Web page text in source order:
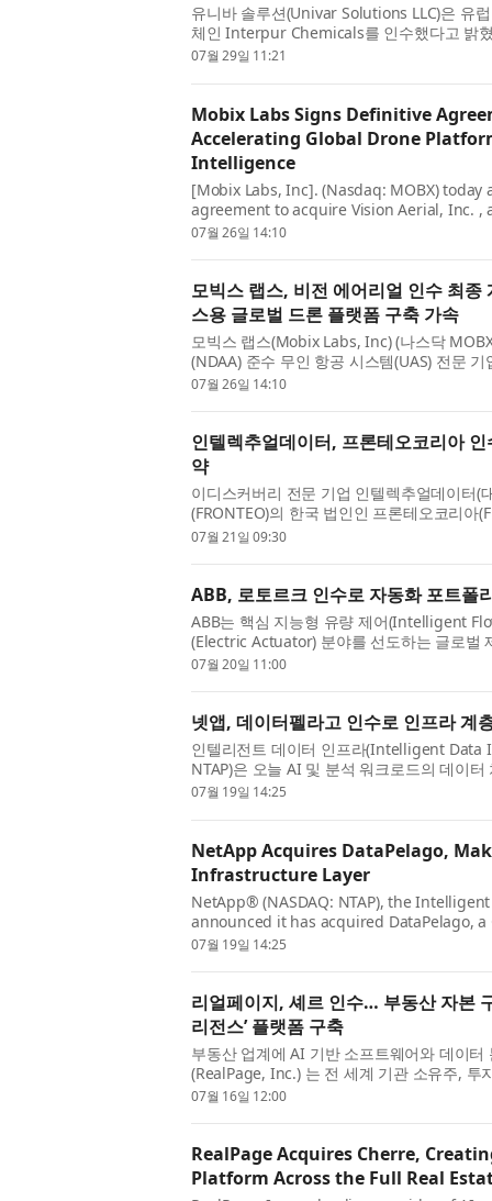
유니바 솔루션(Univar Solutions LLC)은 유
체인 Interpur Chemicals를 인수했다고 밝
Ingredients + Specialties 사업부 내
07월 29일 11:21
Mobix Labs Signs Definitive
Accelerating Global Drone
Intelligence
[Mobix Labs, Inc]. (Nasdaq: MOBX)
agreement to acquire Vision Aerial, Inc.
American-built, National Defense
07월 26일 14:10
모빅스 랩스, 비전 에어리얼 인수 최
스용 글로벌 드론 플랫폼 구축 가속
모빅스 랩스(Mobix Labs, Inc) (나스닥
(NDAA) 준수 무인 항공 시스템(UAS) 전문
는 최종 계약을 체결했다고 발표했다. 이번
07월 26일 14:10
인텔렉추얼데이터, 프론테오코리아
약
이디스커버리 전문 기업 인텔렉추얼데이터(
(FRONTEO)의 한국 법인인 프론테오코리아
텔렉추얼데이터는 주식양수도계약(SPA)을
07월 21일 09:30
ABB, 로토르크 인수로 자동화 포트폴
ABB는 핵심 지능형 유량 제어(Intelligent
(Electric Actuator) 분야를 선도하는 글로벌
행 예정 주식 전량을 현금으로 인수하는 조
07월 20일 11:00
넷앱, 데이터펠라고 인수로 인프라 계
인텔리전트 데이터 인프라(Intelligent
NTAP)은 오늘 AI 및 분석 워크로드의 데이
으로 주목받고 있는 캘리포니아 소재 AI 데
07월 19일 14:25
NetApp Acquires DataPelago,
Infrastructure Layer
NetApp® (NASDAQ: NTAP), the
announced it has acquired DataPelago,
company recognized for its innovative
07월 19일 14:25
리얼페이지, 셰르 인수… 부동산 자본
리전스’ 플랫폼 구축
부동산 업계에 AI 기반 소프트웨어와 데이
(RealPage, Inc.) 는 전 세계 기관 소유주, 투
인텔리전스 기업 셰르(Cherre) 의 인수를 완
07월 16일 12:00
RealPage Acquires Cherre,
Platform Across the Full Real